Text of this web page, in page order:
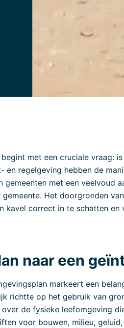
met een cruciale vraag:
en regelgeving hebben de
gemeenten met een veelvoud
Het doorgronden
kavel correct in te schatten
naar een
markeert een
richtte op het gebruik van
de fysieke leefomgeving
voor bouwen, milieu,